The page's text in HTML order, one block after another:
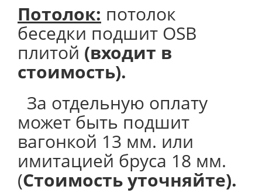
Потолок: потолок
беседки подшит OSB
плитой (входит в
стоимость).
За отдельную оплату
может быть подшит
вагонкой 13 мм. или
имитацией бруса 18 мм.
(Стоимость уточняйте).